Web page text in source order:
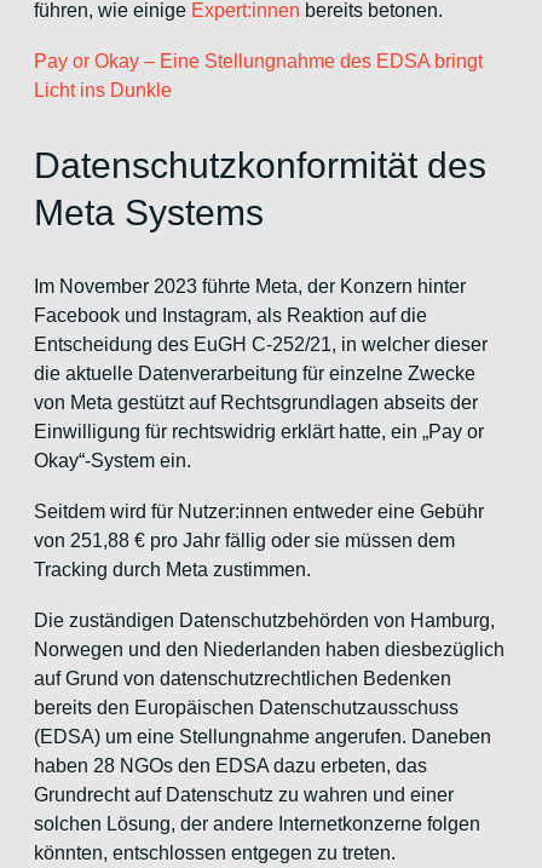
führen, wie einige Expert:innen bereits betonen.
Pay or Okay – Eine Stellungnahme des EDSA bringt
Licht ins Dunkle
Datenschutzkonformität des
Meta Systems
Im November 2023 führte Meta, der Konzern hinter
Facebook und Instagram, als Reaktion auf die
Entscheidung des EuGH C-252/21, in welcher dieser
die aktuelle Datenverarbeitung für einzelne Zwecke
von Meta gestützt auf Rechtsgrundlagen abseits der
Einwilligung für rechtswidrig erklärt hatte, ein „Pay or
Okay“-System ein.
Seitdem wird für Nutzer:innen entweder eine Gebühr
von 251,88 € pro Jahr fällig oder sie müssen dem
Tracking durch Meta zustimmen.
Die zuständigen Datenschutzbehörden von Hamburg,
Norwegen und den Niederlanden haben diesbezüglich
auf Grund von datenschutzrechtlichen Bedenken
bereits den Europäischen Datenschutzausschuss
(EDSA) um eine Stellungnahme angerufen. Daneben
haben 28 NGOs den EDSA dazu erbeten, das
Grundrecht auf Datenschutz zu wahren und einer
solchen Lösung, der andere Internetkonzerne folgen
könnten, entschlossen entgegen zu treten.